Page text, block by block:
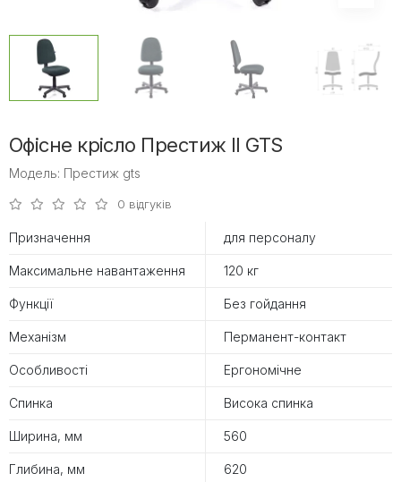
Офісне крісло Престиж II GTS
Модель: Престиж gts
0 відгуків
Призначення для персоналу
Максимальне навантаження 120 кг
Функції Без гойдання
Механізм Перманент-контакт
Особливості Ергономічне
Спинка Висока спинка
Ширина, мм 560
Глибина, мм 620